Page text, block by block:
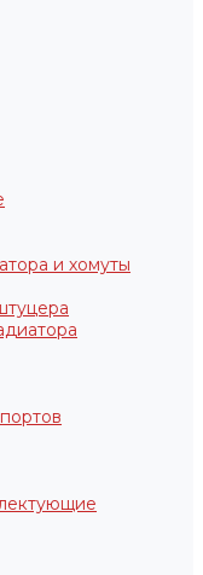
и хомуты